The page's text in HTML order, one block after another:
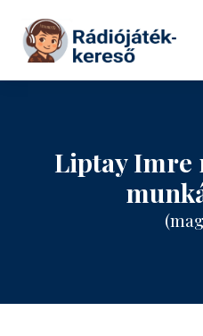
Tovább a tartalomhoz
Liptay Imre